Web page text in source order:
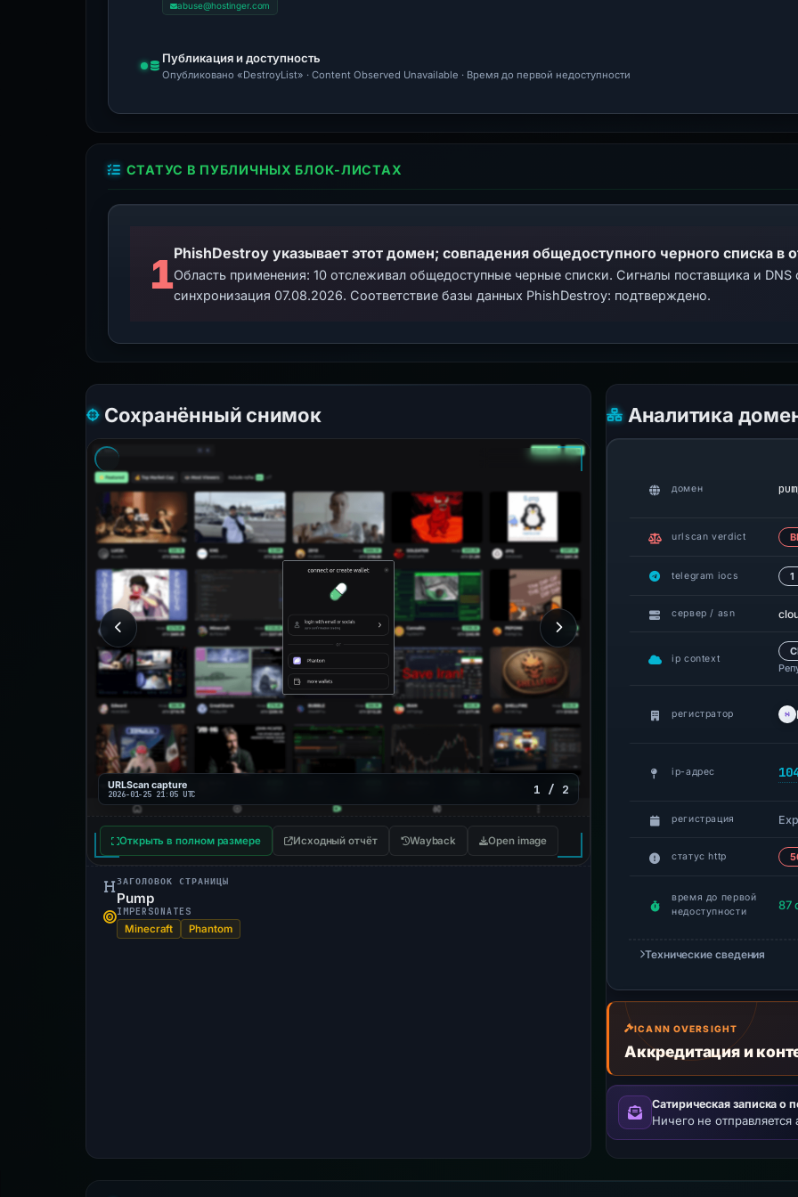
abuse@hostinger.com
Публикация и доступность
Опубликовано «DestroyList» · Content Observed Unavailable · Время до первой недоступности
СТАТУС В ПУБЛИЧНЫХ БЛОК-ЛИСТАХ
1PhishDestroy указывает этот домен; совпадения общедоступного черного списка
Область применения: 10 отслеживал общедоступные черные списки. Сигналы поставщика и
синхронизация 07.08.2026. Соответствие базы данных PhishDestroy: подтверждено.
Сохранённый снимок
URLScan capture
2026-01-25 21:05 UTC 1 / 2
Открыть в полном размере Исходный отчёт Wayback Open image
ЗАГОЛОВОК СТРАНИЦЫ
Pump
IMPERSONATES
Minecraft Phantom
Аналитика
домен
urlscan verdict
telegram iocs 1
сервер / asn
ip context
регистратор
ip-адрес
регистрация
статус http
время до первой
недоступности
87
Технические сведения
ICANN OVERSIGHT
Аккредитация и
Сатирическая записка о
Ничего не отправляется